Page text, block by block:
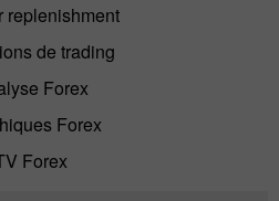
replenishment
de trading
Forex
Forex
Forex